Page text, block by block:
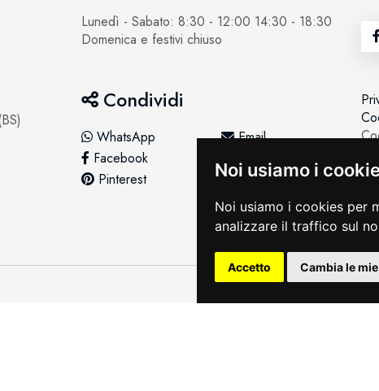
Noi usiamo i
Noi usiamo i cookies per
analizzare il traffico sul
Accetto Cambia le
Lunedì - Sabato: 8:30 - 12:00 14:30 - 18:30
Domenica e festivi chiuso
Condividi
WhatsApp
Email
Facebook
Twitter
Pinterest
LinkedIn